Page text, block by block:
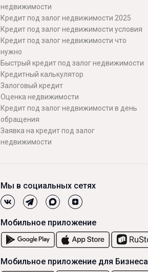
недвижимости
Кредит под залог недвижимости 2025
Кредит под залог недвижимости условия
Кредит под залог недвижимости что
нужно
Быстрый кредит под залог недвижимости
Кредитный калькулятор
Залоговый кредит
Оценка недвижимости
Кредит под залог недвижимости в день
обращения
Заявка на кредит под залог
недвижимости
Мы в социальных сетях
Мобильное приложение
Мобильное приложение для Бизнеса